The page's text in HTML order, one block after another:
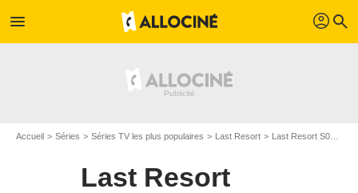
menu profil search
Accueil Séries Séries TV les plus populaires Last Resort Last Resort S01
Last Resort